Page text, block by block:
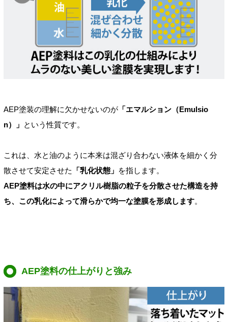
AEP塗装の理解に欠かせないのが 「エマルション（Emulsio
n）」 という性質です。
これは、水と油のように本来は混ざり合わない液体を細かく分
散させて安定させた
「乳化状態」 を指します。
AEP塗料は水の中にアクリル樹脂の粒子を分散させた構造を持
ち、この乳化によって滑らかで均一な塗膜を形成します。
AEP塗料の仕上がりと強み